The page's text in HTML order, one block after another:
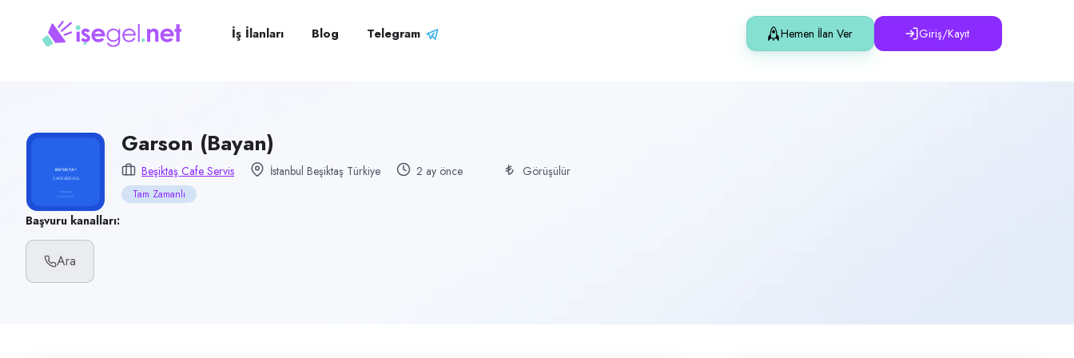
Garson (Bayan)
Yiyecek & İçecek (Restoran/Cafe)
Beşiktaş, İstanbul
Çalışma şekli
Tam Zamanlı
Yayın tarihi
6 Haziran 2026
İş İlanları Blog Telegram Hemen İlan Ver Giriş/Kayıt
Garson (Bayan)
Beşiktaş Cafe Servis İstanbul Beşiktaş Türkiye 2 ay önce Görüşülür
Tam Zamanlı
Başvuru kanalları:
Ara